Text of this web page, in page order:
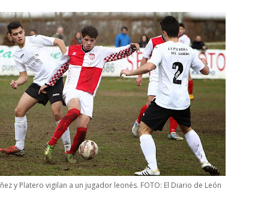
y Platero vigilan a un jugador leonés. FOTO: El Diario de León